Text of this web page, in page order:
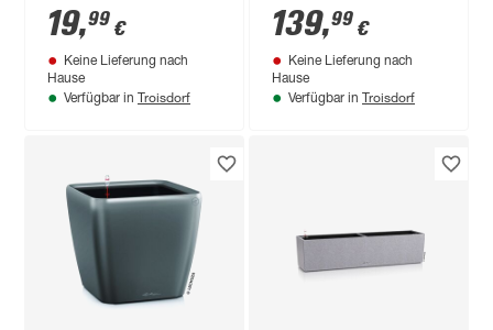
Kunststoff weiß
hochglänzend 14 x
14 x 14 cm
19,99 €
Keine Lieferung nach
Hause
Verfügbar in Troisdorf
graphitschwarz,
Komplett-Set
139,99 €
Keine Lieferung nach
Hause
Verfügbar in Troisdorf